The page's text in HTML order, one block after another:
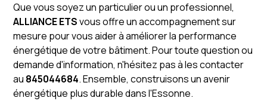
Que vous soyez un particulier ou un professionnel,
ALLIANCE ETSvous offre un accompagnement sur
mesure pour vous aider à améliorer la performance
énergétique de votre bâtiment. Pour toute question ou
demande d'information, n'hésitez pas à les contacter
au 845044684. Ensemble, construisons un avenir
énergétique plus durable dans l'Essonne.